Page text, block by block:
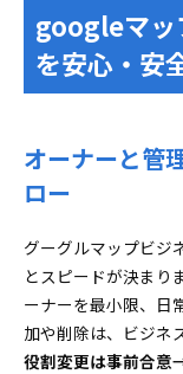
googleマッ
を安心・安
オーナーと管
ロー
グーグルマップビジ
とスピードが決まり
ーナーを最小限、日
加や削除は、ビジネ
役割変更は事前合